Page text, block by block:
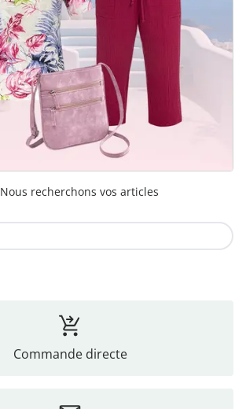
Nous recherchons vos articles
Commande directe